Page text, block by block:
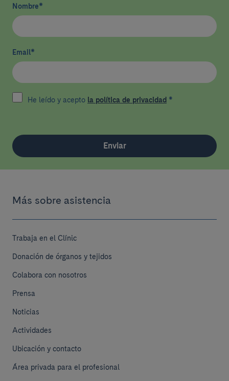
Nombre*
Email*
He leído y acepto la política de privacidad *
Enviar
Más sobre asistencia
Trabaja en el Clínic
Donación de órganos y tejidos
Colabora con nosotros
Prensa
Noticias
Actividades
Ubicación y contacto
Área privada para el profesional